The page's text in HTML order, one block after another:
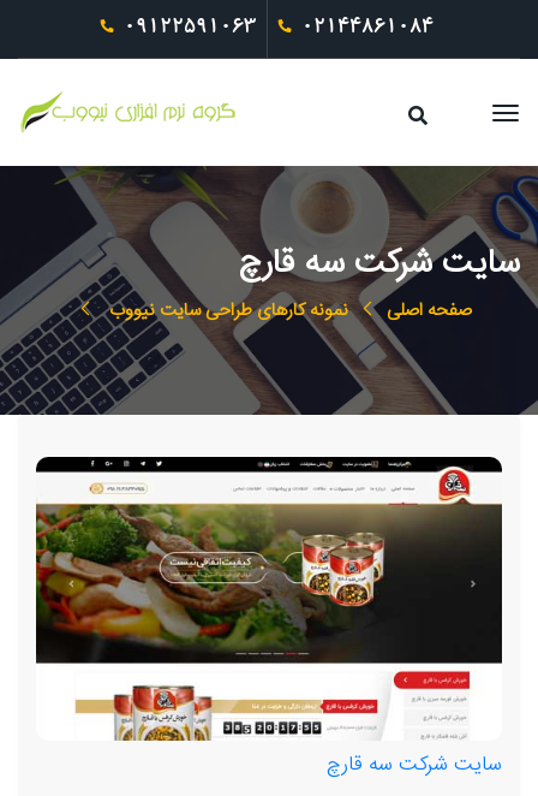
09122591063 02144861084
سایت شرکت سه قارچ
صفحه اصلی نمونه کارهای طراحی سایت نیووب
سایت شرکت سه قارچ